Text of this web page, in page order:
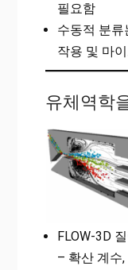
필요함
수동적 분류
작용 및 마
유체역학
FLOW-3D
– 확산 계수